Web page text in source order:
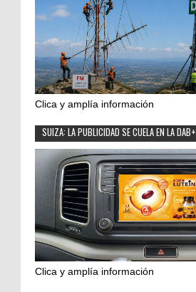
Clica y amplía información
SUIZA: LA PUBLICIDAD SE CUELA EN LA DAB+
Clica y amplía información